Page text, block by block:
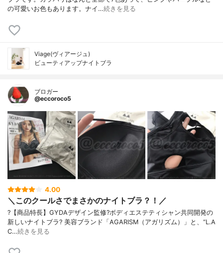
の可愛いお色もあります。ナイ…続きを見る
Viage(ヴィアージュ)
ビューティアップナイトブラ
ブロガー
@eccoroco5
4.00
＼このクールさでまさかのナイトブラ？！／
?【商品特長】 GYDAデザイン監修? ボディエステティシャン共同開発の
新しいナイトブラ? 美容ブランド「AGARISM（アガリズム）」と、“L.A
C…続きを見る